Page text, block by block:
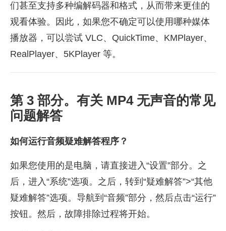
们甚至支持多种编解码器和格式，从而带来更佳的
观看体验。因此，如果您不确定可以使用哪种媒体
播放器，可以尝试 VLC、QuickTime、KMPlayer、
RealPlayer、5KPlayer 等。
第 3 部分。有关 MP4 无声音的常见
问题解答
如何运行音频疑难解答程序？
如果您使用的是电脑，请直接进入“设置”部分。之
后，进入“系统”选项。之后，转到“疑难解答”>“其他
疑难解答”选项。导航到“音频”部分，然后点击“运行”
按钮。然后，故障排除过程将开始。